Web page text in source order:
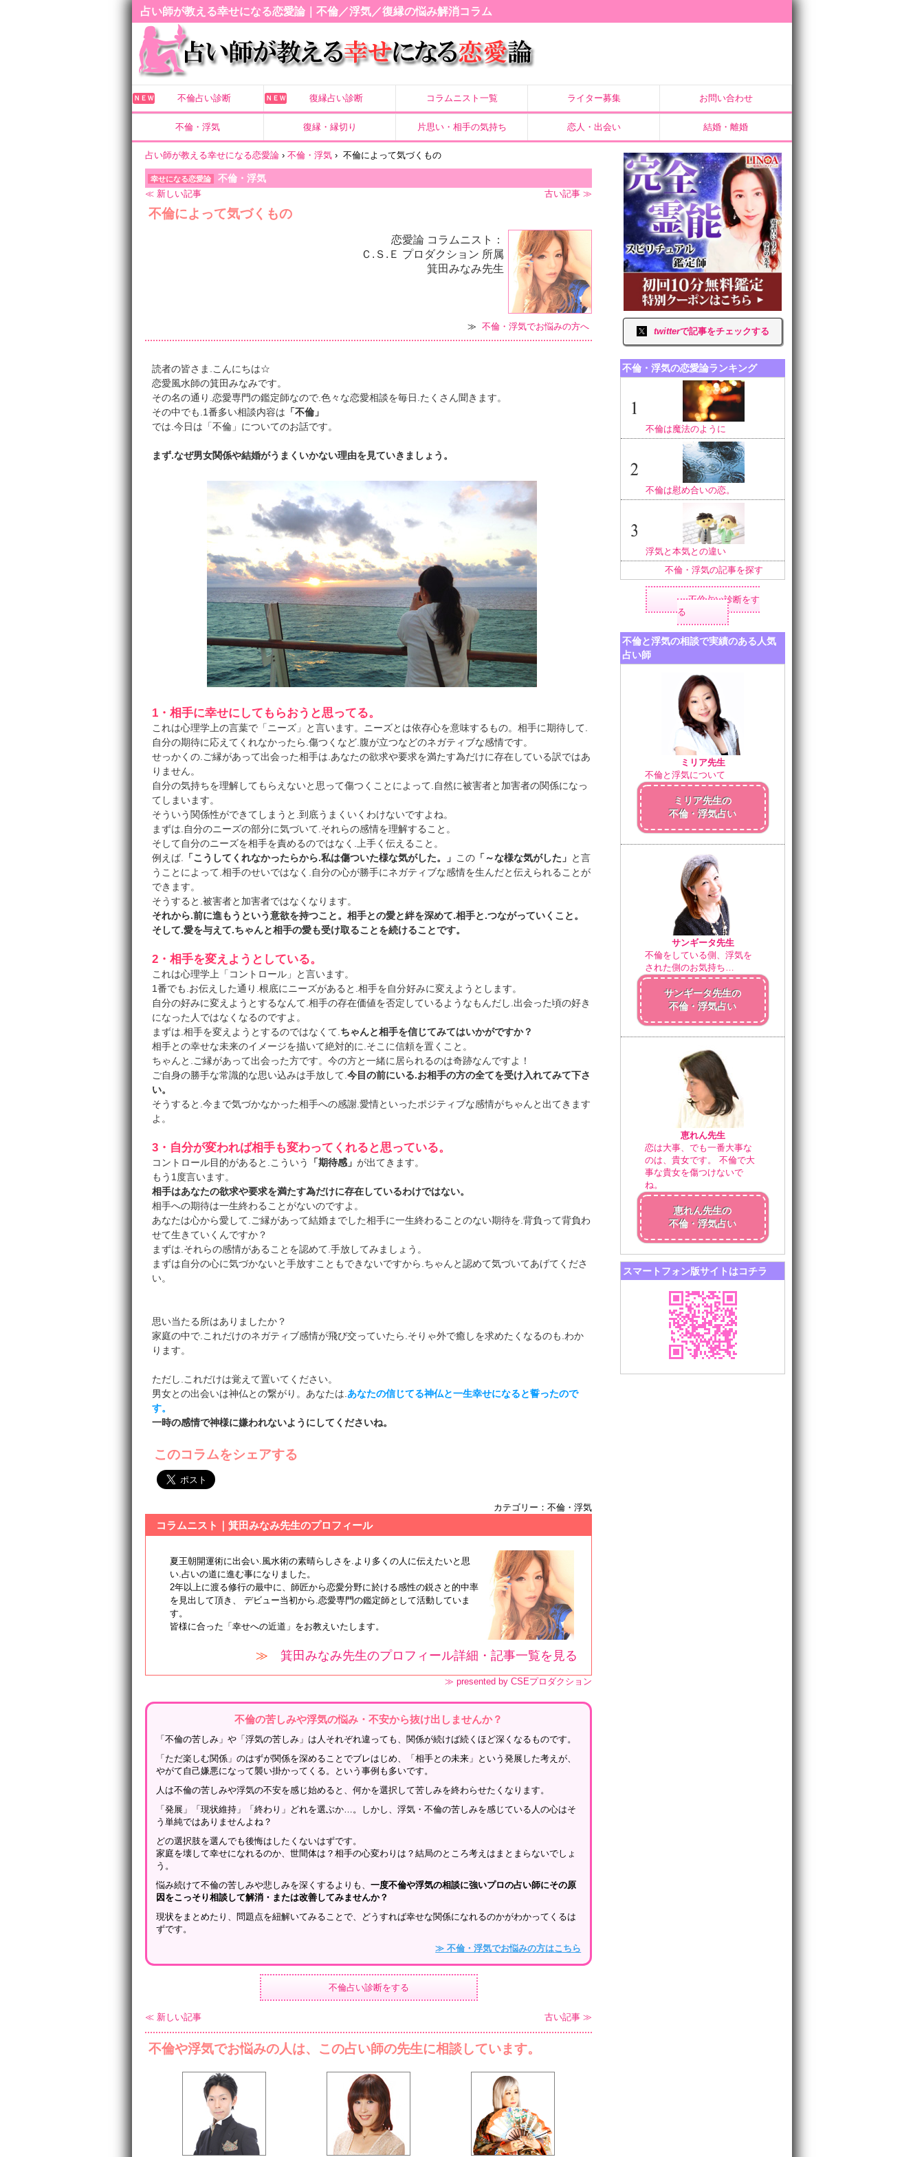
占い師が教える幸せになる恋愛論｜不倫／浮気／復縁の悩み解消コラム
ＮＥＷ 不倫占い診断 ＮＥＷ 復縁占い診断 コラムニスト一覧 ライター募集 お問い合わせ
不倫・浮気 復縁・縁切り 片思い・相手の気持ち 恋人・出会い 結婚・離婚
占い師が教える幸せになる恋愛論 ›不倫・浮気 › 不倫によって気づくもの
幸せになる恋愛論 不倫・浮気
≪ 新しい記事 古い記事 ≫
不倫によって気づくもの
恋愛論 コラムニスト：
Ｃ.Ｓ.Ｅ プロダクション 所属
箕田みなみ先生
≫不倫・浮気でお悩みの方へ
読者の皆さま.こんにちは☆
恋愛風水師の箕田みなみです。
その名の通り.恋愛専門の鑑定師なので.色々な恋愛相談を毎日.たくさん聞きます。
その中でも.1番多い相談内容は 「不倫」
では.今日は「不倫」についてのお話です。
まず.なぜ男女関係や結婚がうまくいかない理由を見ていきましょう。
1・相手に幸せにしてもらおうと思ってる。
これは心理学上の言葉で「ニーズ」と言います。ニーズとは依存心を意味するもの。相手に期待して.
自分の期待に応えてくれなかったら.傷つくなど.腹が立つなどのネガティブな感情です。
せっかくの.ご縁があって出会った相手は.あなたの欲求や要求を満たす為だけに存在している訳ではあ
りません。
自分の気持ちを理解してもらえないと思って傷つくことによって.自然に被害者と加害者の関係になっ
てしまいます。
そういう関係性ができてしまうと.到底うまくいくわけないですよね。
まずは.自分のニーズの部分に気づいて.それらの感情を理解すること。
そして自分のニーズを相手を責めるのではなく.上手く伝えること。
例えば.
「こうしてくれなかったらから.私は傷ついた様な気がした。」 この 「～な様な気がした」 と言
うことによって.相手のせいではなく.自分の心が勝手にネガティブな感情を生んだと伝えられることが
できます。
そうすると.被害者と加害者ではなくなります。
それから.前に進もうという意欲を持つこと。相手との愛と絆を深めて.相手と.つながっていくこと。
そして.愛を与えて.ちゃんと相手の愛も受け取ることを続けることです。
2・相手を変えようとしている。
これは心理学上「コントロール」と言います。
1番でも.お伝えした通り.根底にニーズがあると.相手を自分好みに変えようとします。
自分の好みに変えようとするなんて.相手の存在価値を否定しているようなもんだし.出会った頃の好き
になった人ではなくなるのですよ。
まずは.相手を変えようとするのではなくて. ちゃんと相手を信じてみてはいかがですか？
相手との幸せな未来のイメージを描いて絶対的に.そこに信頼を置くこと。
ちゃんと.ご縁があって出会った方です。今の方と一緒に居られるのは奇跡なんですよ！
ご自身の勝手な常識的な思い込みは手放して.今目の前にいる.お相手の方の全てを受け入れてみて下さ
い。
そうすると.今まで気づかなかった相手への感謝.愛情といったポジティブな感情がちゃんと出てきます
よ。
3・自分が変われば相手も変わってくれると思っている。
コントロール目的があると.こういう 「期待感」が出てきます。
もう1度言います。
相手はあなたの欲求や要求を満たす為だけに存在しているわけではない。
相手への期待は一生終わることがないのですよ。
あなたは心から愛して.ご縁があって結婚までした相手に一生終わることのない期待を.背負って背負わ
せて生きていくんですか？
まずは.それらの感情があることを認めて.手放してみましょう。
まずは自分の心に気づかないと手放すこともできないですから.ちゃんと認めて気づいてあげてくださ
い。
思い当たる所はありましたか？
家庭の中で.これだけのネガティブ感情が飛び交っていたら.そりゃ外で癒しを求めたくなるのも.わか
ります。
ただし.これだけは覚えて置いてください。
男女との出会いは神仏との繋がり。あなたは. あなたの信じてる神仏と一生幸せになると誓ったので
す。
一時の感情で神様に嫌われないようにしてくださいね。
このコラムをシェアする
カテゴリー：不倫・浮気
コラムニスト｜箕田みなみ先生のプロフィール
夏王朝開運術に出会い.風水術の素晴らしさを.より多くの人に伝えたいと思
い.占いの道に進む事になりました。
2年以上に渡る修行の最中に、師匠から恋愛分野に於ける感性の鋭さと的中率
を見出して頂き、 デビュー当初から.恋愛専門の鑑定師として活動していま
す。
皆様に合った「幸せへの近道」をお教えいたします。
≫ 箕田みなみ先生のプロフィール詳細・記事一覧を見る
≫ presented by CSEプロダクション
不倫の苦しみや浮気の悩み・不安から抜け出しませんか？
「不倫の苦しみ」や「浮気の苦しみ」は人それぞれ違っても、関係が続けば続くほど深くなるものです。
「ただ楽しむ関係」のはずが関係を深めることでブレはじめ、「相手との未来」という発展した考えが、
やがて自己嫌悪になって襲い掛かってくる。という事例も多いです。
人は不倫の苦しみや浮気の不安を感じ始めると、何かを選択して苦しみを終わらせたくなります。
「発展」「現状維持」「終わり」どれを選ぶか…。しかし、浮気・不倫の苦しみを感じている人の心はそ
う単純ではありませんよね？
どの選択肢を選んでも後悔はしたくないはずです。
家庭を壊して幸せになれるのか、世間体は？相手の心変わりは？結局のところ考えはまとまらないでしょ
う。
悩み続けて不倫の苦しみや悲しみを深くするよりも、一度不倫や浮気の相談に強いプロの占い師にその原
因をこっそり相談して解消・または改善してみませんか？
現状をまとめたり、問題点を紐解いてみることで、どうすれば幸せな関係になれるのかがわかってくるは
ずです。
≫ 不倫・浮気でお悩みの方はこちら
不倫占い診断をする
≪ 新しい記事 古い記事 ≫
不倫や浮気でお悩みの人は、この占い師の先生に相談しています。
twitterで記事をチェックする
不倫・浮気の恋愛論ランキング
不倫は魔法のように
不倫は慰め合いの恋。
浮気と本気との違い
不倫・浮気の記事を探す
不倫占い診断をす
る
不倫と浮気の相談で実績のある人気
占い師
ミリア先生
不倫と浮気について
ミリア先生の
不倫・浮気占い
サンギータ先生
不倫をしている側、浮気を
された側のお気持ち…
サンギータ先生の
不倫・浮気占い
恵れん先生
恋は大事、でも一番大事な
のは、貴女です。 不倫で大
事な貴女を傷つけないで
ね。
恵れん先生の
不倫・浮気占い
スマートフォン版サイトはコチラ